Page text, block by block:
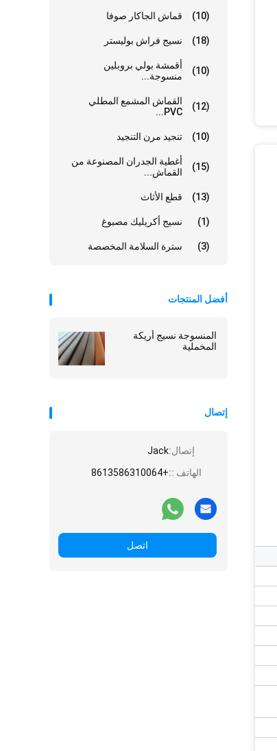
قماش الجاكار صوفا (10)
نسيج فراش بوليستر (18)
أقمشة بولي بروبلين
منسوجة...
(10)
القماش المشمع المطلي
PVC...
(12)
تنجيد مرن التنجيد (10)
أغطية الجدران المصنوعة من
القماش...
(15)
قطع الأثاث (13)
نسيج أكريليك مصبوغ (1)
سترة السلامة المخصصة (3)
أفضل المنتجات
المنسوجة نسيج أريكة
المخملية
إتصال
إتصال:Jack
الهاتف ::+8613586310064
اتصل